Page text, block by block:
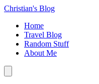
Christian's Blog
Home
Travel Blog
Random Stuff
About Me